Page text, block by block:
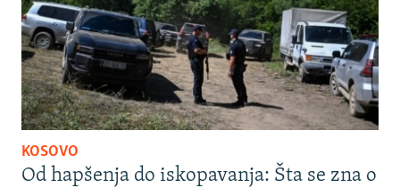
KOSOVO
Od hapšenja do iskopavanja: Šta se zna o